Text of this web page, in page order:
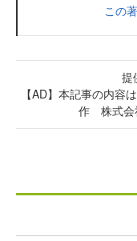
この
提
【AD】本記事の内
作 株式会